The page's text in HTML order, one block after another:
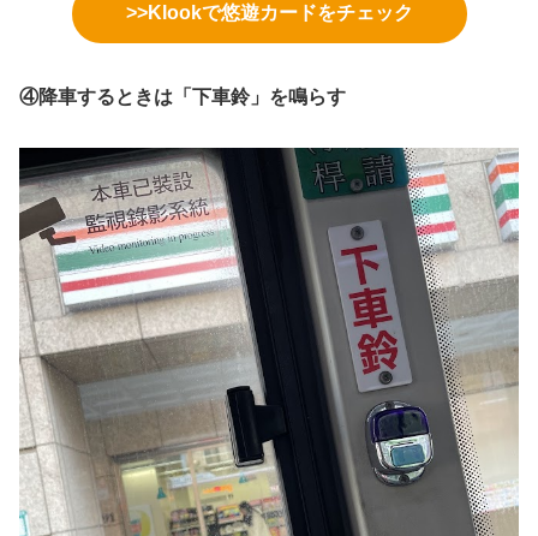
>>Klookで悠遊カードをチェック
④降車するときは「下車鈴」を鳴らす